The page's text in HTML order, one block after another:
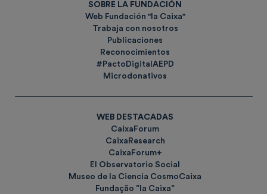
SOBRE LA FUNDACIÓN
Web Fundación "la Caixa"
Trabaja con nosotros
Publicaciones
Reconocimientos
#PactoDigitalAEPD
Microdonativos
WEB DESTACADAS
CaixaForum
CaixaResearch
CaixaForum+
El Observatorio Social
Museo de la Ciencia CosmoCaixa
Fundação ”la Caixa”